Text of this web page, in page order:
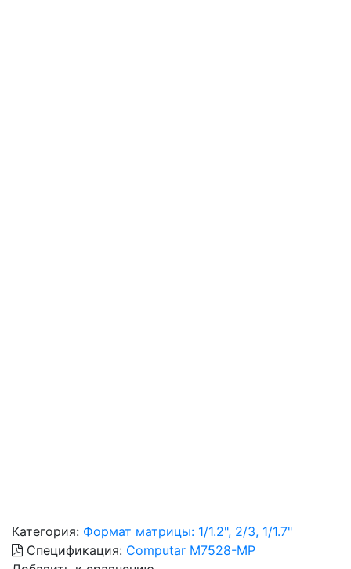
Категория: Формат матрицы: 1/1.2", 2/3, 1/1.7"
Спецификация: Computar M7528-MP